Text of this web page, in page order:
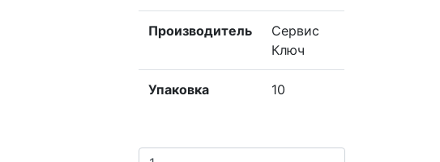
Производитель
Сервис
Ключ
Упаковка 10